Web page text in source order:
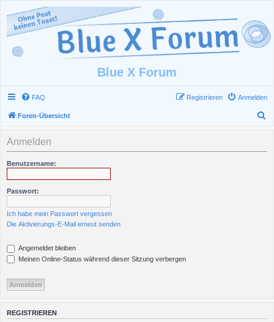
Blue X Forum
FAQ Anmelden
Registrieren
Foren-Übersicht
Anmelden
Benutzername:
Passwort:
Ich habe mein Passwort vergessen
Die Aktivierungs-E-Mail erneut senden
Angemeldet bleiben
Meinen Online-Status während dieser Sitzung verbergen
REGISTRIEREN